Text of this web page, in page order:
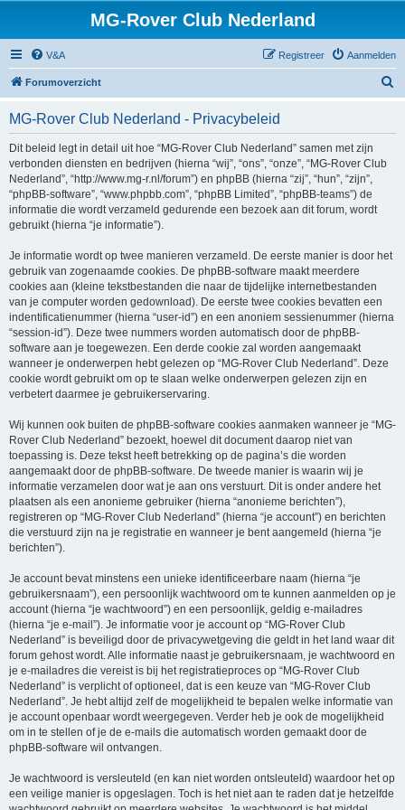
MG-Rover Club Nederland
V&A Aanmelden
Registreer
Forumoverzicht
MG-Rover Club Nederland - Privacybeleid
Dit beleid legt in detail uit hoe “MG-Rover Club Nederland” samen met zijn
verbonden diensten en bedrijven (hierna “wij”, “ons”, “onze”, “MG-Rover Club
Nederland”, “http://www.mg-r.nl/forum”) en phpBB (hierna “zij”, “hun”, “zijn”,
“phpBB-software”, “www.phpbb.com”, “phpBB Limited”, “phpBB-teams”) de
informatie die wordt verzameld gedurende een bezoek aan dit forum, wordt
gebruikt (hierna “je informatie”).
Je informatie wordt op twee manieren verzameld. De eerste manier is door het
gebruik van zogenaamde cookies. De phpBB-software maakt meerdere
cookies aan (kleine tekstbestanden die naar de tijdelijke internetbestanden
van je computer worden gedownload). De eerste twee cookies bevatten een
indentificatienummer (hierna “user-id”) en een anoniem sessienummer (hierna
“session-id”). Deze twee nummers worden automatisch door de phpBB-
software aan je toegewezen. Een derde cookie zal worden aangemaakt
wanneer je onderwerpen hebt gelezen op “MG-Rover Club Nederland”. Deze
cookie wordt gebruikt om op te slaan welke onderwerpen gelezen zijn en
verbetert daarmee je gebruikerservaring.
Wij kunnen ook buiten de phpBB-software cookies aanmaken wanneer je “MG-
Rover Club Nederland” bezoekt, hoewel dit document daarop niet van
toepassing is. Deze tekst heeft betrekking op de pagina’s die worden
aangemaakt door de phpBB-software. De tweede manier is waarin wij je
informatie verzamelen door wat je aan ons verstuurt. Dit is onder andere het
plaatsen als een anonieme gebruiker (hierna “anonieme berichten”),
registreren op “MG-Rover Club Nederland” (hierna “je account”) en berichten
die verstuurd zijn na je registratie en wanneer je bent aangemeld (hierna “je
berichten”).
Je account bevat minstens een unieke identificeerbare naam (hierna “je
gebruikersnaam”), een persoonlijk wachtwoord om te kunnen aanmelden op je
account (hierna “je wachtwoord”) en een persoonlijk, geldig e-mailadres
(hierna “je e-mail”). Je informatie voor je account op “MG-Rover Club
Nederland” is beveiligd door de privacywetgeving die geldt in het land waar dit
forum gehost wordt. Alle informatie naast je gebruikersnaam, je wachtwoord en
je e-mailadres die vereist is bij het registratieproces op “MG-Rover Club
Nederland” is verplicht of optioneel, dat is een keuze van “MG-Rover Club
Nederland”. Je hebt altijd zelf de mogelijkheid te bepalen welke informatie van
je account openbaar wordt weergegeven. Verder heb je ook de mogelijkheid
om in te stellen of je de e-mails die automatisch worden gemaakt door de
phpBB-software wil ontvangen.
Je wachtwoord is versleuteld (en kan niet worden ontsleuteld) waardoor het op
een veilige manier is opgeslagen. Toch is het niet aan te raden dat je hetzelfde